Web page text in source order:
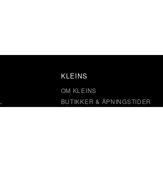
KLEINS
OM KLEINS
BUTIKKER & ÅPNINGSTIDER